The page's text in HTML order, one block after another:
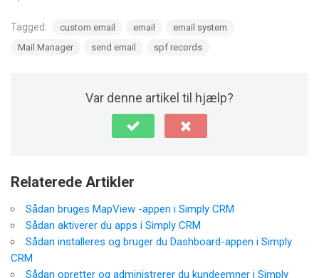
Tagged: custom email email
email system
Mail Manager
send email spf records
Var denne artikel til hjælp?
Relaterede Artikler
Sådan bruges MapView -appen i Simply CRM
Sådan aktiverer du apps i Simply CRM
Sådan installeres og bruger du Dashboard-appen i Simply
CRM
Sådan opretter og administrerer du kundeemner i Simply